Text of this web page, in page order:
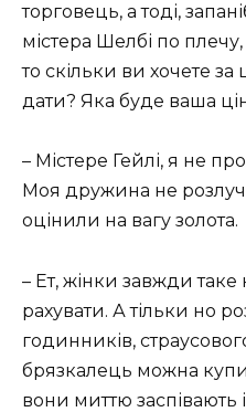
торговець, а тоді,
містера Шелбі по плечу,
то скільки ви хочете
дати? Яка буде ваша
– Містере Гейлі, я не
Моя дружина не
оцінили на вагу золота.
– Ет, жінки завжди таке
рахувати. А тільки но
годинників,
брязкалець можна
вони миттю заспівають